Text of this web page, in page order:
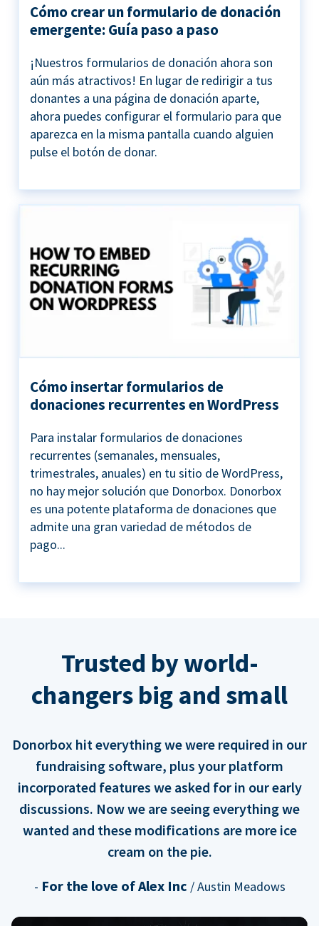
Cómo crear un formulario de donación
emergente: Guía paso a paso
¡Nuestros formularios de donación ahora son
aún más atractivos! En lugar de redirigir a tus
donantes a una página de donación aparte,
ahora puedes configurar el formulario para que
aparezca en la misma pantalla cuando alguien
pulse el botón de donar.
Cómo insertar formularios de
donaciones recurrentes en WordPress
Para instalar formularios de donaciones
recurrentes (semanales, mensuales,
trimestrales, anuales) en tu sitio de WordPress,
no hay mejor solución que Donorbox. Donorbox
es una potente plataforma de donaciones que
admite una gran variedad de métodos de
pago...
Trusted by world-
changers big and small
Donorbox hit everything we were required in our
fundraising software, plus your platform
incorporated features we asked for in our early
discussions. Now we are seeing everything we
wanted and these modifications are more ice
cream on the pie.
- For the love of Alex Inc / Austin Meadows